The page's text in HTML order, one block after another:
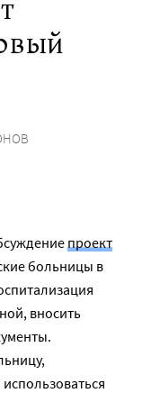
проект
больницы в
вносить